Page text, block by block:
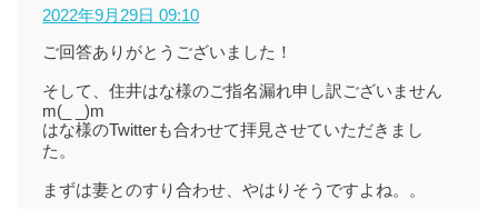
2022年9月29日 09:10
ご回答ありがとうございました！
そして、住井はな様のご指名漏れ申し訳ございません
m(_ _)m
はな様のTwitterも合わせて拝見させていただきまし
た。
まずは妻とのすり合わせ、やはりそうですよね。。